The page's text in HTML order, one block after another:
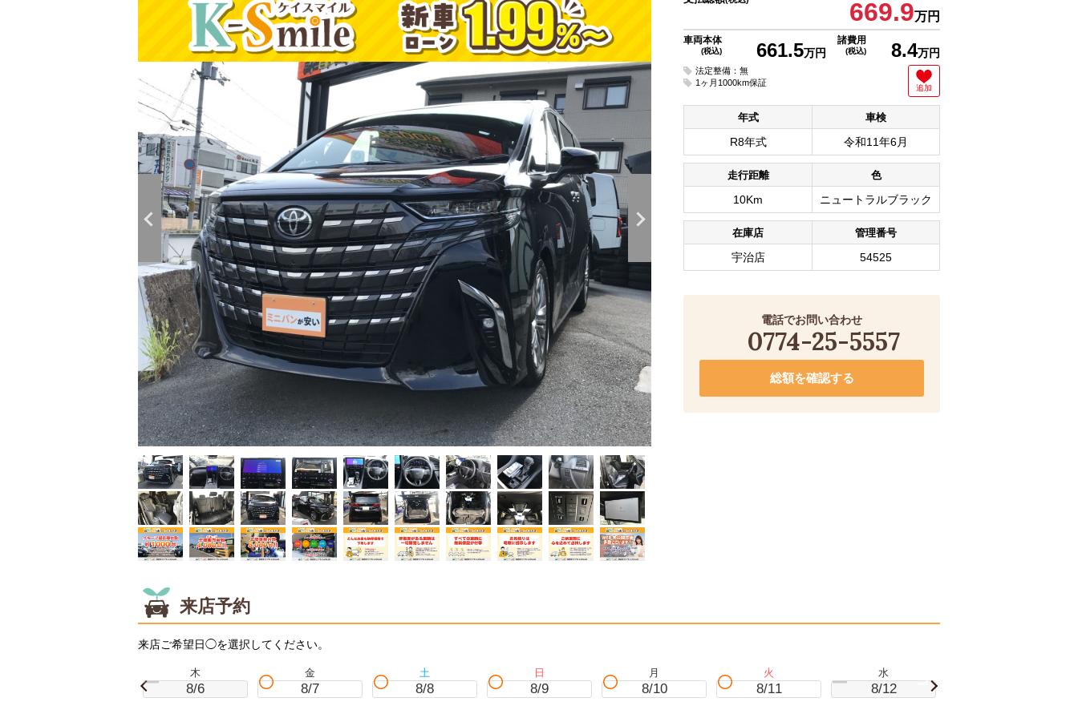
669.9万円
車両本体
(税込) 661.5万円
諸費用
(税込) 8.4万円
法定整備：無
1ヶ月1000km保証
追加
年式 車検
R8年式 令和11年6月
走行距離 色
10Km ニュートラルブラック
在庫店 管理番号
宇治店 54525
電話でお問い合わせ
0774-25-5557
総額を確認する
来店予約
来店ご希望日◯を選択してください。
木
8/6
金
8/7
土
8/8
日
8/9
月
8/10
火
8/11
水
8/12